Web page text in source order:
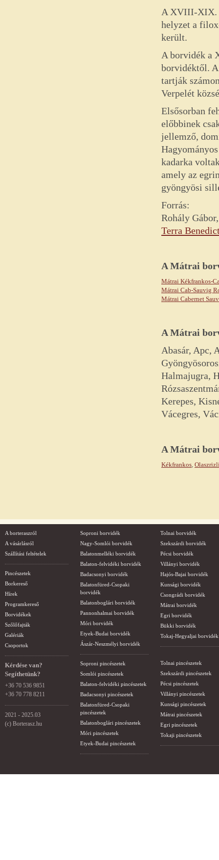
A XVIII-XIX.
helyzet a
került.
A borvidék a
borvidéktől.
tartják
Verpelét
Elsősorban
előbbinek
jellemző,
kadarka
amely az
gyöngyösi
Forrás:
Rohály
Terra
A Mátrai
Mátrai Kékfrankos-
Mátrai Cab-Sauvig
Mátrai Cabernet
A Mátrai
Abasár, Apc,
Halmajugra,
Kerepes,
Vácegres,
A Mátrai
Kékfrankos,
A borteraszról
A vásárlásról
Szállítási feltételek
Pincészetek
Borkereső
Hírek
Programkereső
Borvidékek
Szőlőfajták
Galériák
Csoportok
Kérdése van?
Segíthetünk?
+36 70 536 9851
+36 70 778 8211
2021 - 2025.03
(c) Borterasz.hu
Soproni borvidék
Nagy-Somlói borvidék
Balatonmelléki borvidék
Balaton-felvidéki borvidék
Badacsonyi borvidék
Balatonfüred-Csopaki
borvidék
Balatonboglári borvidék
Pannonhalmai borvidék
Móri borvidék
Etyek-Budai borvidék
Ászár-Neszmélyi borvidék
Soproni pincészetek
Somlói pincészetek
Balaton-felvidéki pincészetek
Badacsonyi pincészetek
Balatonfüred-Csopaki
pincészetek
Balatonboglári pincészetek
Móri pincészetek
Etyek-Budai pincészetek
Tolnai borvidék
Szekszárdi borvidék
Pécsi borvidék
Villányi borvidék
Hajós-Bajai borvidék
Kunsági borvidék
Csongrádi borvidék
Mátrai borvidék
Egri borvidék
Bükki borvidék
Tokaj-Hegyaljai borvidék
Tolnai pincészetek
Szekszárdi pincészetek
Pécsi pincészetek
Villányi pincészetek
Kunsági pincészetek
Mátrai pincészetek
Egri pincészetek
Tokaji pincészetek